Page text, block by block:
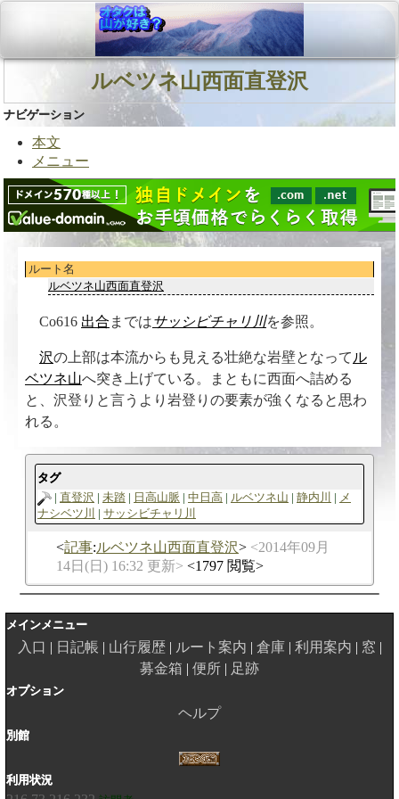
ルベツネ山西面直登沢
ナビゲーション
本文
メニュー
ルート名
ルベツネ山西面直登沢
Co616 出合 まではサッシビチャリ川を参照。
沢の上部は本流からも見える壮絶な岩壁となって ル
ベツネ山へ突き上げている。まともに西面へ詰める
と、沢登りと言うより岩登りの要素が強くなると思わ
れる。
タグ
直登沢
未踏 日高山脈 中日高 ルベツネ山 静内川
メ
ナシベツ川
サッシビチャリ川
記事:ルベツネ山西面直登沢
2014年09月
14日(日) 16:32 更新
1797 閲覧
メインメニュー
入口 日記帳 山行履歴 ルート案内 倉庫 利用案内
窓
募金箱
便所 足跡
オプション
ヘルプ
別館
利用状況